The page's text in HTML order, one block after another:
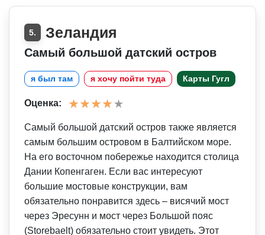
5. Зеландия
Самый большой датский остров
я был там я хочу пойти туда Карты Гугл
Оценка:
Самый большой датский остров также является
самым большим островом в Балтийском море.
На его восточном побережье находится столица
Дании Копенгаген. Если вас интересуют
большие мостовые конструкции, вам
обязательно понравится здесь – висячий мост
через Эресунн и мост через Большой пояс
(Storebaelt) обязательно стоит увидеть. Этот